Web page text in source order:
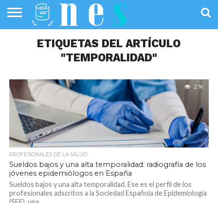
PÚBLICA
SANIDAD
INVESTIGACIÓN
ENTREVISTAS
PROFESIONALES
DE LA SALUD
INFOGRAFÍAS
DE SALUD
OPINIÓNETIQUETAS DEL ARTÍCULO
"TEMPORALIDAD"
2.1K
PROFESIONALES DE LA SALUD
Sueldos bajos y una alta temporalidad: radiografía de los
jóvenes epidemiólogos en España
Sueldos bajos y una alta temporalidad. Ese es el perfil de los
profesionales adscritos a la Sociedad Española de Epidemiología